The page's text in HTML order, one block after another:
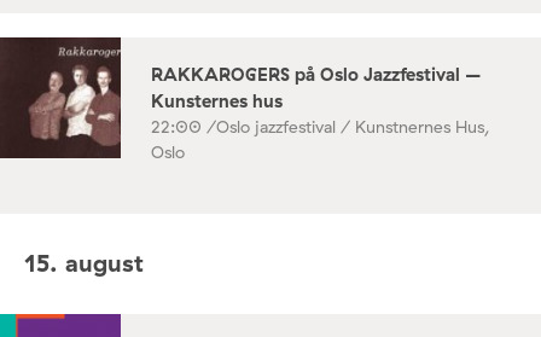
RAKKAROGERS på Oslo Jazzfestival –
Kunsternes hus
22:00 /Oslo jazzfestival / Kunstnernes Hus,
Oslo
15. august